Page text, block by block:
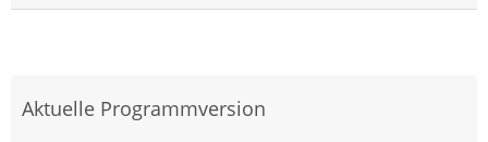
Aktuelle Programmversion